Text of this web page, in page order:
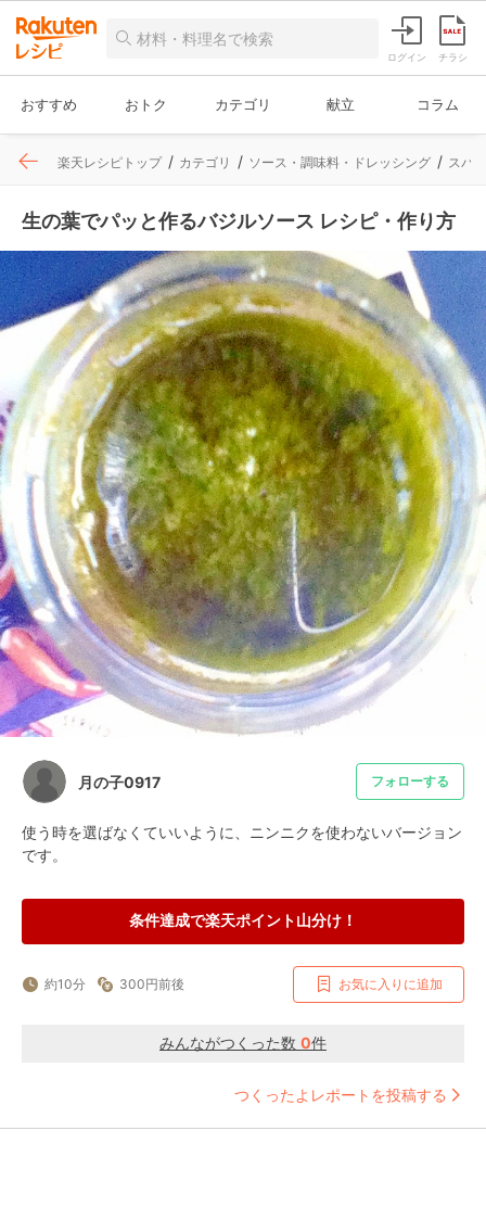
ログイン チラシ
おすすめ おトク カテゴリ 献立 コラム
楽天レシピトップ カテゴリ ソース・調味料・ドレッシング スパ
生の葉でパッと作るバジルソース レシピ・作り方
月の子0917 フォローする
使う時を選ばなくていいように、ニンニクを使わないバージョン
です。
条件達成で楽天ポイント山分け！
約10分 300円前後 お気に入りに追加
みんながつくった数 0件
つくったよレポートを投稿する